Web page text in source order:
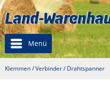
Menü
Klemmen / Verbinder / Drahtspanner